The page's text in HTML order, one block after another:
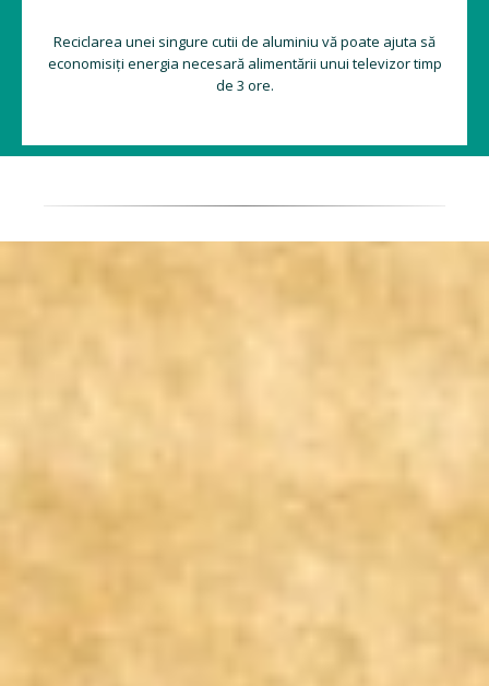
Reciclarea unei singure cutii de aluminiu vă poate ajuta să
economisiți energia necesară alimentării unui televizor timp
de 3 ore.